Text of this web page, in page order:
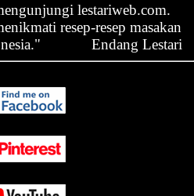
lestariweb.com.
resep-resep masakan
Endang Lestari